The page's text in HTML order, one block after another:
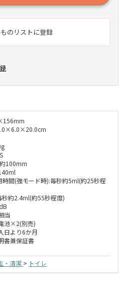
のリストに登録
100mm
時間(強モード時):毎秒約5ml(約25秒程
秒約2.4ml(約55秒程度)
当
池×2(別売)
日より6か月
書兼保証書
・清潔 > トイレ